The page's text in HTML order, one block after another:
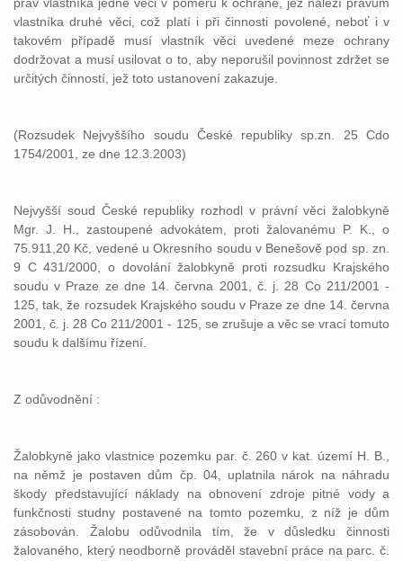
vlastníka druhé věci, což platí i při činnosti povolené, neboť i v
takovém případě musí vlastník věci uvedené meze ochrany
dodržovat a musí usilovat o to, aby neporušil povinnost zdržet se
určitých činností, jež toto ustanovení zakazuje.
(Rozsudek Nejvyššího soudu České republiky sp.zn. 25 Cdo
1754/2001, ze dne 12.3.2003)
Nejvyšší soud České republiky rozhodl v právní věci žalobkyně
Mgr. J. H., zastoupené advokátem, proti žalovanému P. K., o
75.911,20 Kč, vedené u Okresního soudu v Benešově pod sp. zn.
9 C 431/2000, o dovolání žalobkyně proti rozsudku Krajského
soudu v Praze ze dne 14. června 2001, č. j. 28 Co 211/2001 -
125, tak, že rozsudek Krajského soudu v Praze ze dne 14. června
2001, č. j. 28 Co 211/2001 - 125, se zrušuje a věc se vrací tomuto
soudu k dalšímu řízení.
Z odůvodnění :
Žalobkyně jako vlastnice pozemku par. č. 260 v kat. území H. B.,
na němž je postaven dům čp. 04, uplatnila nárok na náhradu
škody představující náklady na obnovení zdroje pitné vody a
funkčnosti studny postavené na tomto pozemku, z níž je dům
zásobován. Žalobu odůvodnila tím, že v důsledku činnosti
žalovaného, který neodborně prováděl stavební práce na parc. č.